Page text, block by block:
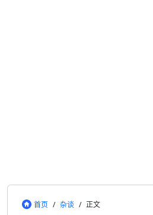
首页 / 杂谈 / 正文